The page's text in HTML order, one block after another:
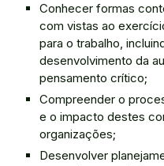
Conhecer formas
com vistas ao
para o trabalho,
desenvolvimento da
pensamento crítico;
Compreender o
e o impacto destes
organizações;
Desenvolver